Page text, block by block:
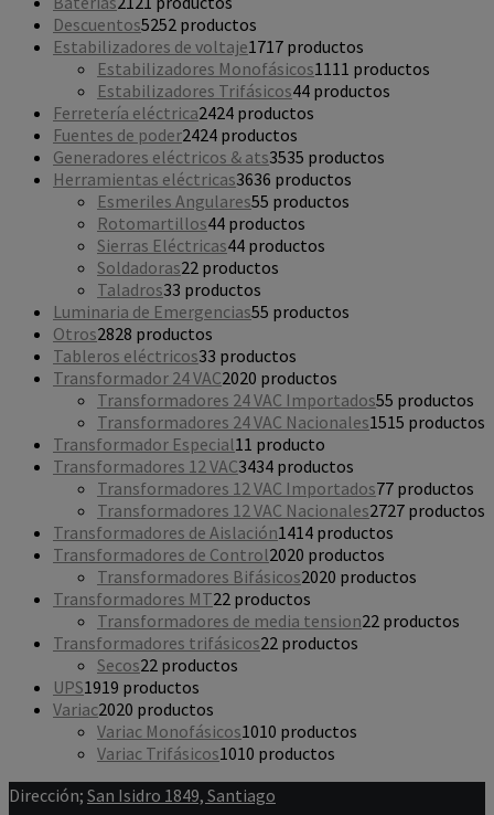
Descuentos5252 productos
Estabilizadores de voltaje1717 productos
Estabilizadores Monofásicos1111 productos
Estabilizadores Trifásicos44 productos
Ferretería eléctrica2424 productos
Fuentes de poder2424 productos
Generadores eléctricos & ats3535 productos
Herramientas eléctricas3636 productos
Esmeriles Angulares55 productos
Rotomartillos44 productos
Sierras Eléctricas44 productos
Soldadoras22 productos
Taladros33 productos
Luminaria de Emergencias55 productos
Otros2828 productos
Tableros eléctricos33 productos
Transformador 24 VAC2020 productos
Transformadores 24 VAC Importados55 productos
Transformadores 24 VAC Nacionales1515 productos
Transformador Especial11 producto
Transformadores 12 VAC3434 productos
Transformadores 12 VAC Importados77 productos
Transformadores 12 VAC Nacionales2727 productos
Transformadores de Aislación1414 productos
Transformadores de Control2020 productos
Transformadores Bifásicos2020 productos
Transformadores MT22 productos
Transformadores de media tension22 productos
Transformadores trifásicos22 productos
Secos22 productos
UPS1919 productos
Variac2020 productos
Variac Monofásicos1010 productos
Variac Trifásicos1010 productos
Dirección; San Isidro 1849, Santiago